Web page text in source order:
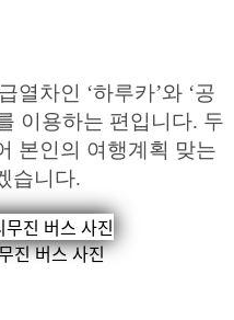
열차인 ‘하루카’와 ‘공
이용하는 편입니다. 두
본인의 여행계획 맞는
습니다.
버스 사진